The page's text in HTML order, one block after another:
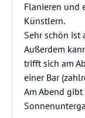
Flanieren und
Künstlern.
Sehr schön ist
Außerdem
trifft sich am
einer Bar
Am Abend